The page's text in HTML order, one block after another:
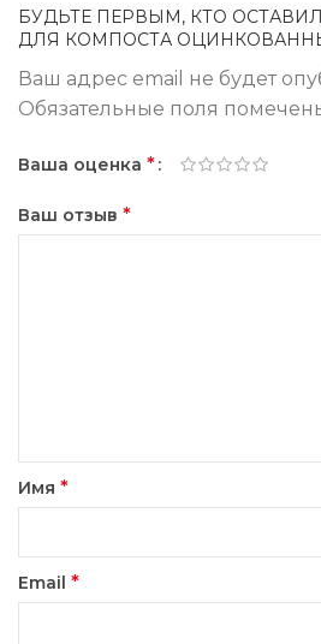
БУДЬТЕ ПЕРВЫМ, КТО
ДЛЯ КОМПОСТА
Ваш адрес email не будет
Обязательные поля
Ваша оценка *
Ваш отзыв *
Имя *
Email *